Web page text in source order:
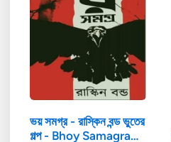
ভয় সমগ্র - রাস্কিন বন্ড ভুতের
গল্প - Bhoy Samagra…